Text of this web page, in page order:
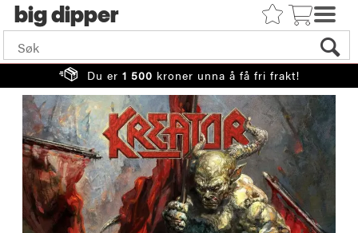
big
Du er 1 500 kroner unna å få fri frakt!